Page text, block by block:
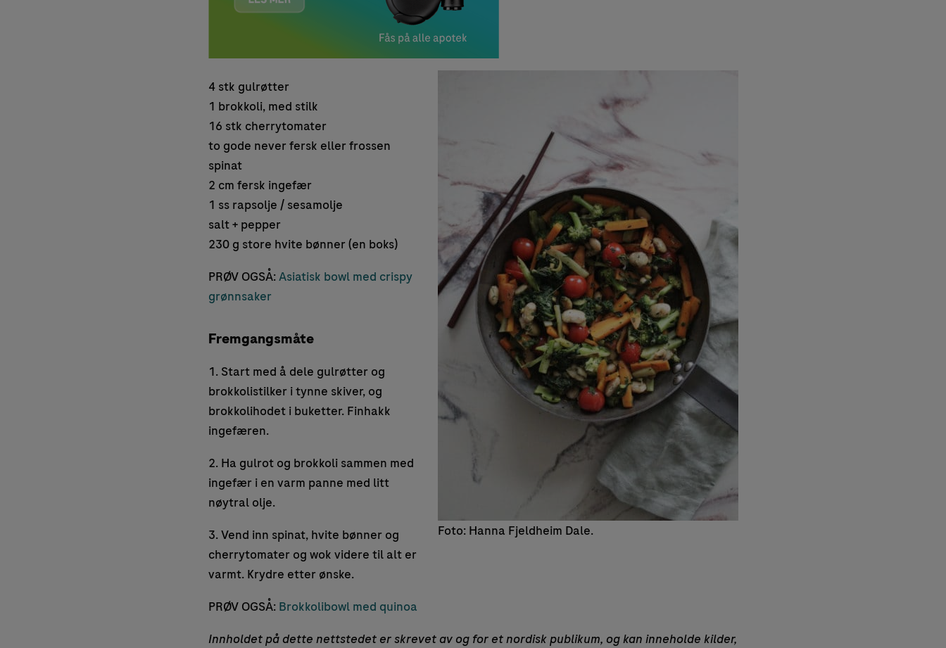
Foto: Hanna Fjeldheim Dale.
4 stk gulrøtter
1 brokkoli, med stilk
16 stk cherrytomater
to gode never fersk eller frossen
spinat
2 cm fersk ingefær
1 ss rapsolje / sesamolje
salt + pepper
230 g store hvite bønner (en boks)
PRØV OGSÅ:Asiatisk bowl med crispy
grønnsaker
Fremgangsmåte
1. Start med å dele gulrøtter og
brokkolistilker i tynne skiver, og
brokkolihodet i buketter. Finhakk
ingefæren.
2. Ha gulrot og brokkoli sammen med
ingefær i en varm panne med litt
nøytral olje.
3. Vend inn spinat, hvite bønner og
cherrytomater og wok videre til alt er
varmt. Krydre etter ønske.
PRØV OGSÅ: Brokkolibowl med quinoa
Innholdet på dette nettstedet er skrevet av og for et nordisk publikum, og kan inneholde kilder,